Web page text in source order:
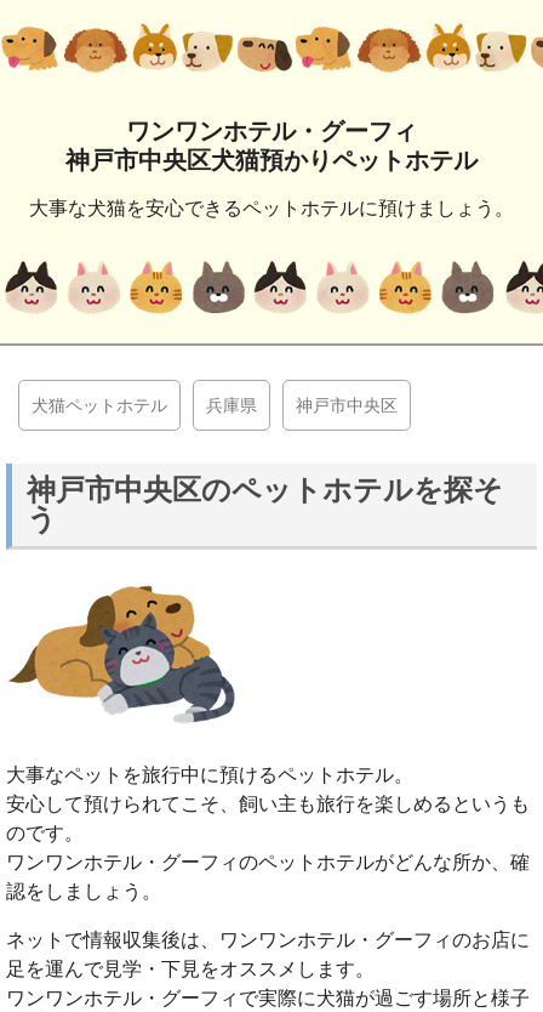
ワンワンホテル・グーフィ
神戸市中央区犬猫預かりペットホテル
大事な犬猫を安心できるペットホテルに預けましょう。
犬猫ペットホテル 兵庫県 神戸市中央区
神戸市中央区のペットホテルを探そ
う
大事なペットを旅行中に預けるペットホテル。
安心して預けられてこそ、飼い主も旅行を楽しめるというも
のです。
ワンワンホテル・グーフィのペットホテルがどんな所か、確
認をしましょう。
ネットで情報収集後は、ワンワンホテル・グーフィのお店に
足を運んで見学・下見をオススメします。
ワンワンホテル・グーフィで実際に犬猫が過ごす場所と様子